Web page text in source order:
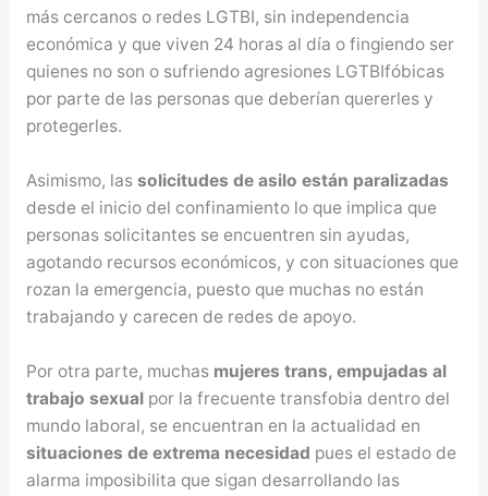
más cercanos o redes LGTBI, sin independencia
económica y que viven 24 horas al día o fingiendo ser
quienes no son o sufriendo agresiones LGTBIfóbicas
por parte de las personas que deberían quererles y
protegerles.
Asimismo, las solicitudes de asilo están paralizadas
desde el inicio del confinamiento lo que implica que
personas solicitantes se encuentren sin ayudas,
agotando recursos económicos, y con situaciones que
rozan la emergencia, puesto que muchas no están
trabajando y carecen de redes de apoyo.
Por otra parte, muchasmujeres trans, empujadas al
trabajo sexual por la frecuente transfobia dentro del
mundo laboral, se encuentran en la actualidad en
situaciones de extrema necesidad pues el estado de
alarma imposibilita que sigan desarrollando las